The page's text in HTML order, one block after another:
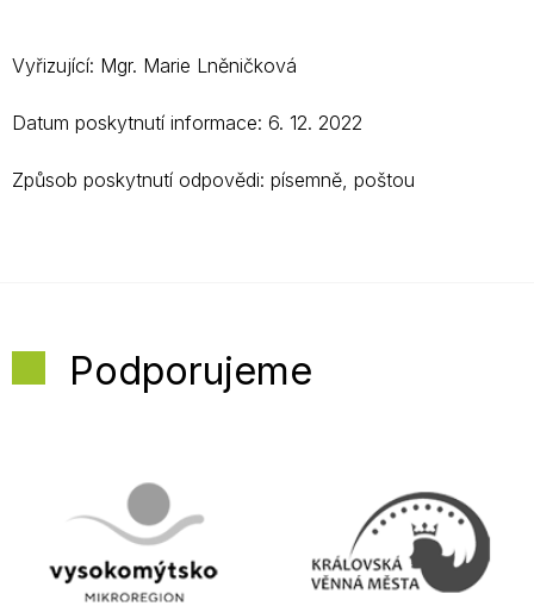
Vyřizující: Mgr. Marie Lněničková
Datum poskytnutí informace: 6. 12. 2022
Způsob poskytnutí odpovědi: písemně, poštou
Podporujeme